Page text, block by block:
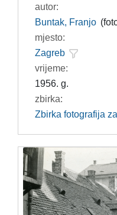
autor:
Buntak, Franjo
mjesto:
Zagreb
vrijeme:
1956. g.
zbirka:
Zbirka fotografija